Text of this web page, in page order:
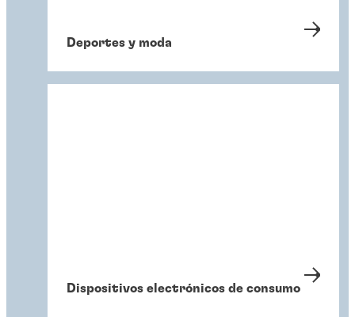
Deportes y moda
Dispositivos electrónicos de consumo